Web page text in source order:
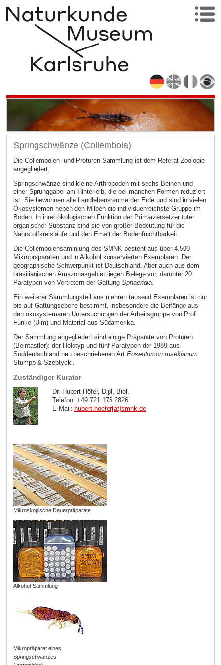
Springschwänze (Collembola)
Die Collembolen- und Proturen-Sammlung ist dem Referat Zoologie
angegliedert.
Springschwänze sind kleine Arthropoden mit sechs Beinen und
einer Sprunggabel am Hinterleib, die bei manchen Formen reduziert
ist. Sie bewohnen alle Landlebensräume der Erde und sind in vielen
Ökosystemen neben den Milben die individuenreichste Gruppe im
Boden. In ihrer ökologischen Funktion der Primärzersetzer toter
organischer Substanz sind sie von großer Bedeutung für die
Nährstoffkreisläufe und den Erhalt der Bodenfruchtbarkeit.
Die Collembolensammlung des SMNK besteht aus über 4.500
Mikropräparaten und in Alkohol konservierten Exemplaren. Der
geographische Schwerpunkt ist Deutschland. Aber auch aus dem
brasilianischen Amazonasgebiet liegen Belege vor, darunter 20
Paratypen von Vertretern der Gattung Sphaeridia.
Ein weiterer Sammlungsteil aus mehren tausend Exemplaren ist nur
bis auf Gattungsebene bestimmt, insbesondere die Beifänge aus
den ökosystemaren Untersuchungen der Arbeitsgruppe von Prof.
Funke (Ulm) und Material aus Südamerika.
Der Sammlung angegliedert sind einige Präparate von Proturen
(Beintastler): der Holotyp und fünf Paratypen der 1989 aus
Süddeutschland neu beschriebenen Art Eosentomon rusekianum
Stumpp & Szeptycki.
Zuständiger Kurator
Dr. Hubert Höfer, Dipl.-Biol.
Telefon: +49 721 175 2826
E-Mail: hubert.hoefer[at]smnk.de
Mikroskopische Dauerpräparate
Alkohol-Sammlung
Mikropräparat eines
Springschwanzes